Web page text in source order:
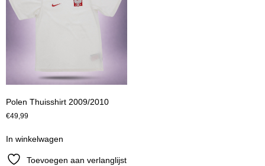
Polen Thuisshirt 2009/2010
€49,99
In winkelwagen
Toevoegen aan verlanglijst